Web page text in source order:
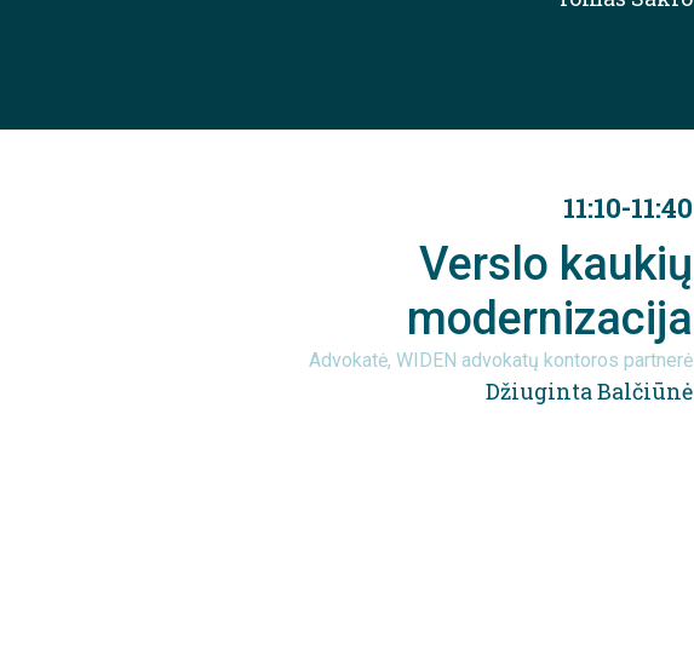
11:10-11:40
Verslo kaukių
modernizacija
Advokatė, WIDEN advokatų kontoros partnerė
Džiuginta Balčiūnė